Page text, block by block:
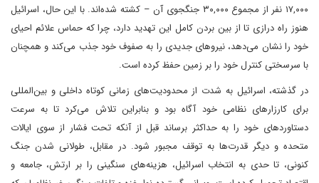
۱۷,۰۰۰ نفر از مجموع ۳۰,۰۰۰ جنگجوی آن – کشته شده‌اند. با این حال، اسرائیل
هنوز راه درازی تا از بین بردن کامل این تهدید دارد، چرا که حماس علائم احیای
خود را نشان می‌دهد، نیروهای جدیدی را به صفوف خود جذب می‌کند و همچنان
با سرسختی کنترل خود را بر زمین حفظ کرده است.
در گذشته، اسرائیل به شدت از محدودیت‌های زمانی کوتاه داخلی و بین‌المللی
برای کارزارهای نظامی خود آگاه بود و بنابراین تلاش می‌کرد تا به سرعت
دستاوردهای خود را به حداکثر برساند قبل از آنکه تحت فشار از سوی ایالات
متحده و دیگر قدرت‌ها به توقف مجبور شود. در مقابل، طولانی شدن جنگ
کنونی، تا حدی به انتخاب اسرائیل، هزینه‌های سنگینی را بر ارتش، جامعه و